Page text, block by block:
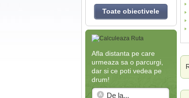
Toate obiectivele
Afla distanta pe care
urmeaza sa o parcurgi,
dar si ce poti vedea pe
drum!